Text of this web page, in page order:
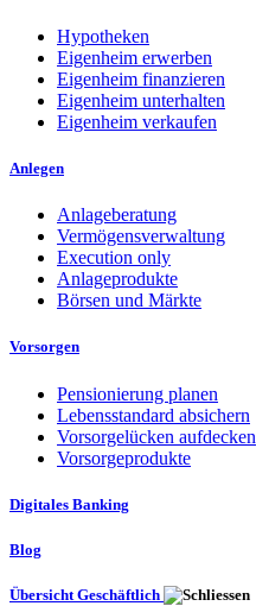
Hypotheken
Eigenheim erwerben
Eigenheim finanzieren
Eigenheim unterhalten
Eigenheim verkaufen
Anlegen
Anlageberatung
Vermögensverwaltung
Execution only
Anlageprodukte
Börsen und Märkte
Vorsorgen
Pensionierung planen
Lebensstandard absichern
Vorsorgelücken aufdecken
Vorsorgeprodukte
Digitales Banking
Blog
Übersicht Geschäftlich